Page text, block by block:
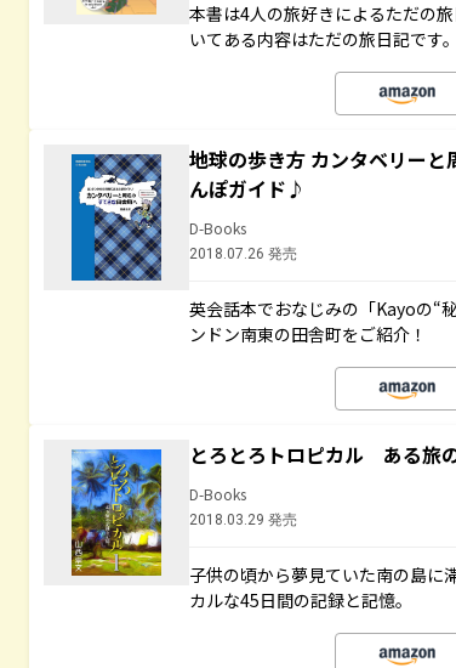
本書は4人の旅好きによるただの
いてある内容はただの旅日記です。
地球の歩き方 カンタベリー
んぽガイド♪
D-Books
2018.07.26 発売
英会話本でおなじみの「Kayoの“
ンドン南東の田舎町をご紹介！
とろとろトロピカル ある旅
D-Books
2018.03.29 発売
子供の頃から夢見ていた南の島に
カルな45日間の記録と記憶。